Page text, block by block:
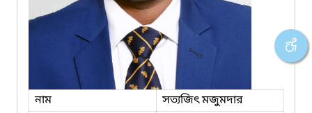
নাম
সত্যজিৎ মজুমদার